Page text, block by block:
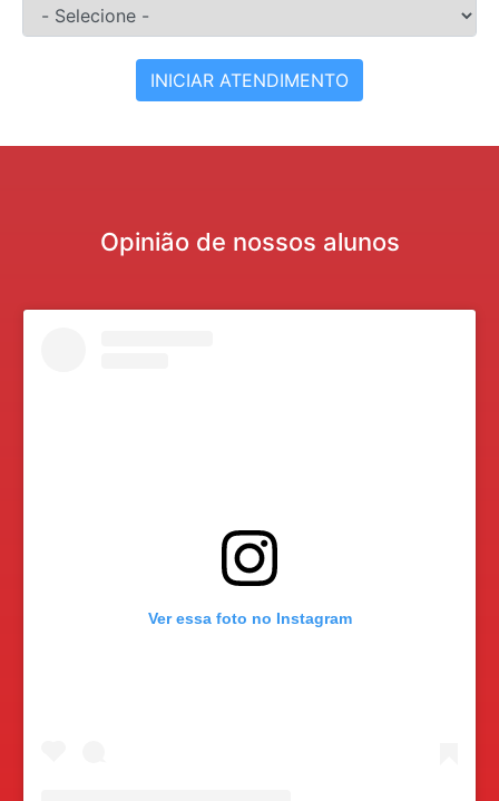
INICIAR ATENDIMENTO
Opinião de nossos alunos
Ver essa foto no Instagram